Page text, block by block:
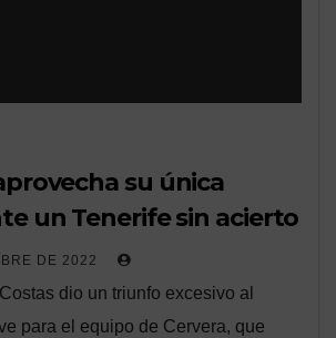
su única
un Tenerife sin acierto
DE 2022
dio un triunfo excesivo al
para el equipo de Cervera, que